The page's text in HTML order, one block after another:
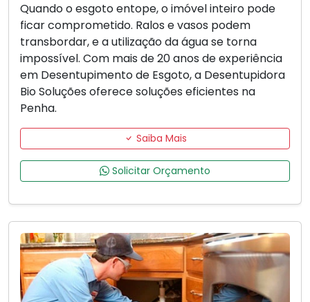
Quando o esgoto entope, o imóvel inteiro pode
ficar comprometido. Ralos e vasos podem
transbordar, e a utilização da água se torna
impossível. Com mais de 20 anos de experiência
em Desentupimento de Esgoto, a Desentupidora
Bio Soluções oferece soluções eficientes na
Penha.
Saiba Mais
Solicitar Orçamento